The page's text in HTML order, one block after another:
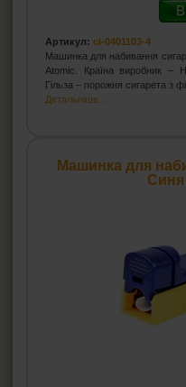
В
Артикул: cl-0401103-4
Машинка для набивання
Atomic. Країна виробник –
Гільза – порожня сигарета з
Детальніше...
Машинка для
Синя